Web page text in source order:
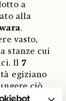
a
alla
.
vasto,
stanze cui
Il 7
egiziano
ciò
già